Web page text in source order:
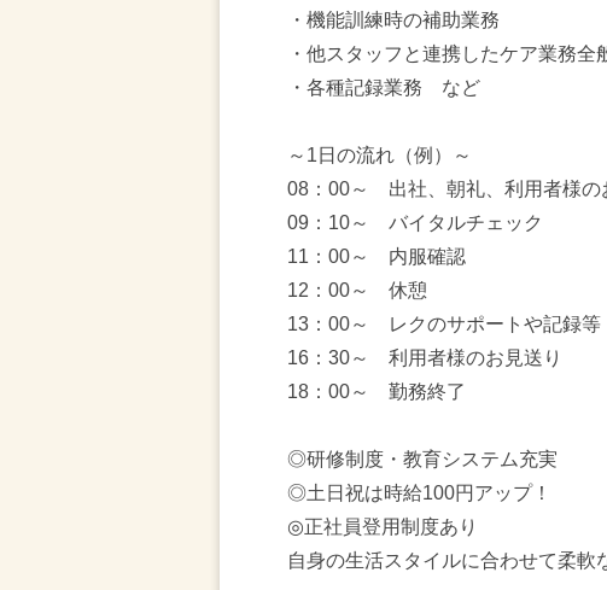
・機能訓練時の補助業務
・他スタッフと連携したケア業務全
・各種記録業務 など
～1日の流れ（例）～
08：00～ 出社、朝礼、利用者様の
09：10～ バイタルチェック
11：00～ 内服確認
12：00～ 休憩
13：00～ レクのサポートや記録等
16：30～ 利用者様のお見送り
18：00～ 勤務終了
◎研修制度・教育システム充実
◎土日祝は時給100円アップ！
◎正社員登用制度あり
自身の生活スタイルに合わせて柔軟